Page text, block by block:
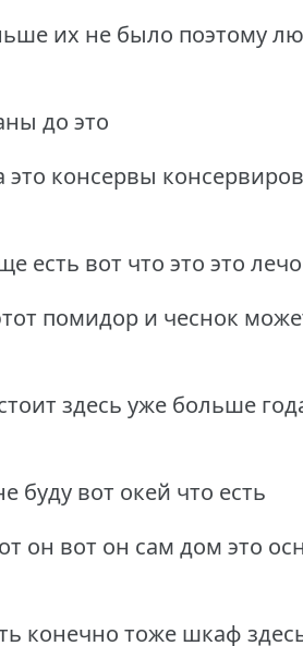
их не было поэтому
до это
консервы
есть вот что это это лечо
помидор и чеснок
здесь уже больше
буду вот окей что есть
он вот он сам дом это
конечно тоже шкаф